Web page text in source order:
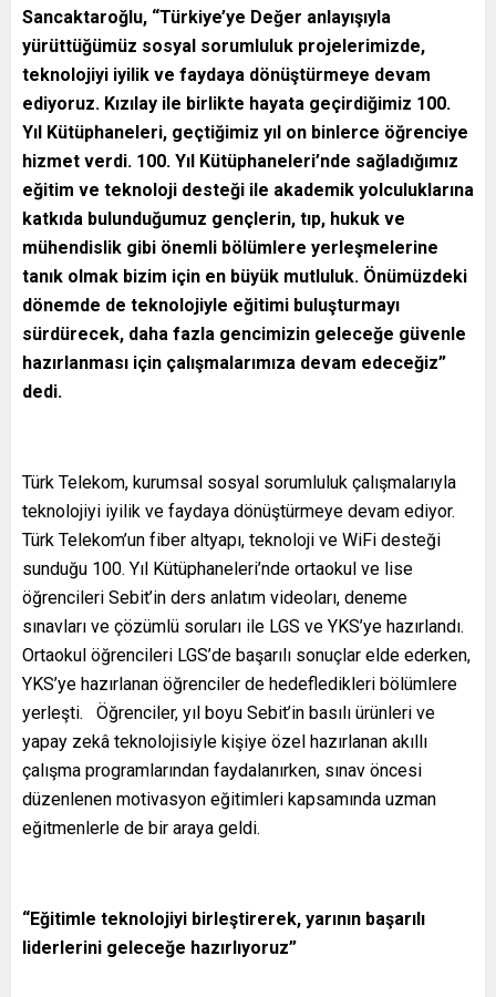
Sancaktaroğlu, “Türkiye’ye Değer anlayışıyla
yürüttüğümüz sosyal sorumluluk projelerimizde,
teknolojiyi iyilik ve faydaya dönüştürmeye devam
ediyoruz. Kızılay ile birlikte hayata geçirdiğimiz 100.
Yıl Kütüphaneleri, geçtiğimiz yıl on binlerce öğrenciye
hizmet verdi. 100. Yıl Kütüphaneleri’nde sağladığımız
eğitim ve teknoloji desteği ile akademik yolculuklarına
katkıda bulunduğumuz gençlerin, tıp, hukuk ve
mühendislik gibi önemli bölümlere yerleşmelerine
tanık olmak bizim için en büyük mutluluk. Önümüzdeki
dönemde de teknolojiyle eğitimi buluşturmayı
sürdürecek, daha fazla gencimizin geleceğe güvenle
hazırlanması için çalışmalarımıza devam edeceğiz”
dedi.
Türk Telekom, kurumsal sosyal sorumluluk çalışmalarıyla
teknolojiyi iyilik ve faydaya dönüştürmeye devam ediyor.
Türk Telekom’un fiber altyapı, teknoloji ve WiFi desteği
sunduğu 100. Yıl Kütüphaneleri’nde ortaokul ve lise
öğrencileri Sebit’in ders anlatım videoları, deneme
sınavları ve çözümlü soruları ile LGS ve YKS’ye hazırlandı.
Ortaokul öğrencileri LGS’de başarılı sonuçlar elde ederken,
YKS’ye hazırlanan öğrenciler de hedefledikleri bölümlere
yerleşti. Öğrenciler, yıl boyu Sebit’in basılı ürünleri ve
yapay zekâ teknolojisiyle kişiye özel hazırlanan akıllı
çalışma programlarından faydalanırken, sınav öncesi
düzenlenen motivasyon eğitimleri kapsamında uzman
eğitmenlerle de bir araya geldi.
“Eğitimle teknolojiyi birleştirerek, yarının başarılı
liderlerini geleceğe hazırlıyoruz”